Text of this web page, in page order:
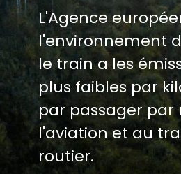
L'Agence
l'environnement
le train a les
plus faibles par
par passager
l'aviation et au
routier.